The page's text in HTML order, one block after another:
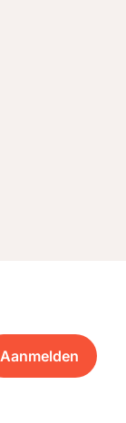
Aanmelden